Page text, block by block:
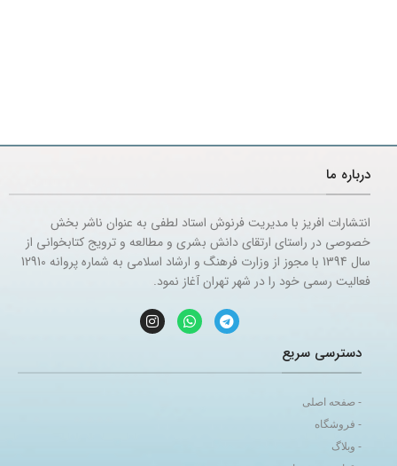
درباره ما
انتشارات افریز با مدیریت فرنوش استاد لطفی به عنوان ناشر بخش
خصوصی در راستای ارتقای دانش بشری و مطالعه و ترویج کتابخوانی از
سال 1394 با مجوز از وزارت فرهنگ و ارشاد اسلامی به شماره پروانه 12910
فعالیت رسمی خود را در شهر تهران آغاز نمود.
دسترسی سریع
- صفحه اصلی
- فروشگاه
- وبلاگ